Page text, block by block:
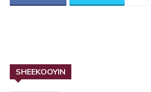
SHEEKOOYIN